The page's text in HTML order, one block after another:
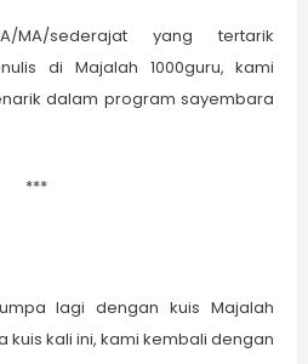
MA/sederajat yang tertarik
di Majalah 1000guru, kami
dalam program sayembara
***
lagi dengan kuis Majalah
kuis kali ini, kami kembali dengan